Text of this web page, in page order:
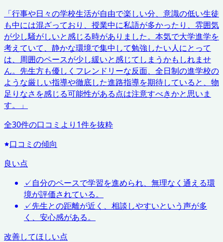
「行事や日々の学校生活が自由で楽しい分、意識の低い生徒
も中には混ざっており、授業中に私語が多かったり、雰囲気
が少し騒がしいと感じる時がありました。本気で大学進学を
考えていて、静かな環境で集中して勉強したい人にとって
は、周囲のペースが少し緩いと感じてしまうかもしれませ
ん。先生方も優しくフレンドリーな反面、全日制の進学校の
ような厳しい指導や徹底した進路指導を期待していると、物
足りなさを感じる可能性がある点は注意すべきかと思いま
す。
」
全30件の口コミより 1件を抜粋
口コミの傾向
良い点
✓自分のペースで学習を進められ、無理なく通える環
境が評価されている。
✓先生との距離が近く、相談しやすいという声が多
く、安心感がある。
改善してほしい点